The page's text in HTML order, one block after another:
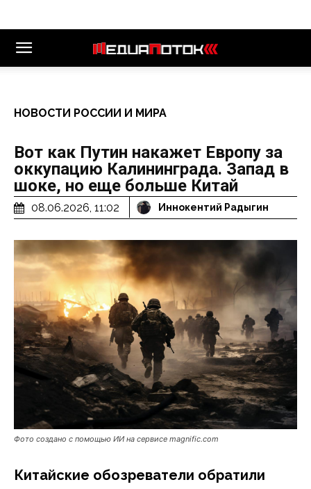
НОВОСТИ РОССИИ И МИРА
Вот как Путин накажет Европу за
оккупацию Калининграда. Запад в
шоке, но еще больше Китай
08.06.2026, 11:02 Иннокентий Радыгин
Фото создано с помощью ИИ на сервисе magnific.com
Китайские обозреватели обратили